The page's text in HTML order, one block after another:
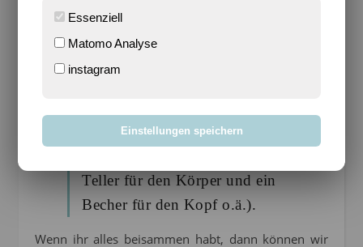
Gegenstände, mit denen man
Teller für den Körper und ein
Becher für den Kopf o.ä.).
Wenn ihr alles beisammen habt, dann können wir
Essenziell
Matomo Analyse
instagram
Einstellungen speichern